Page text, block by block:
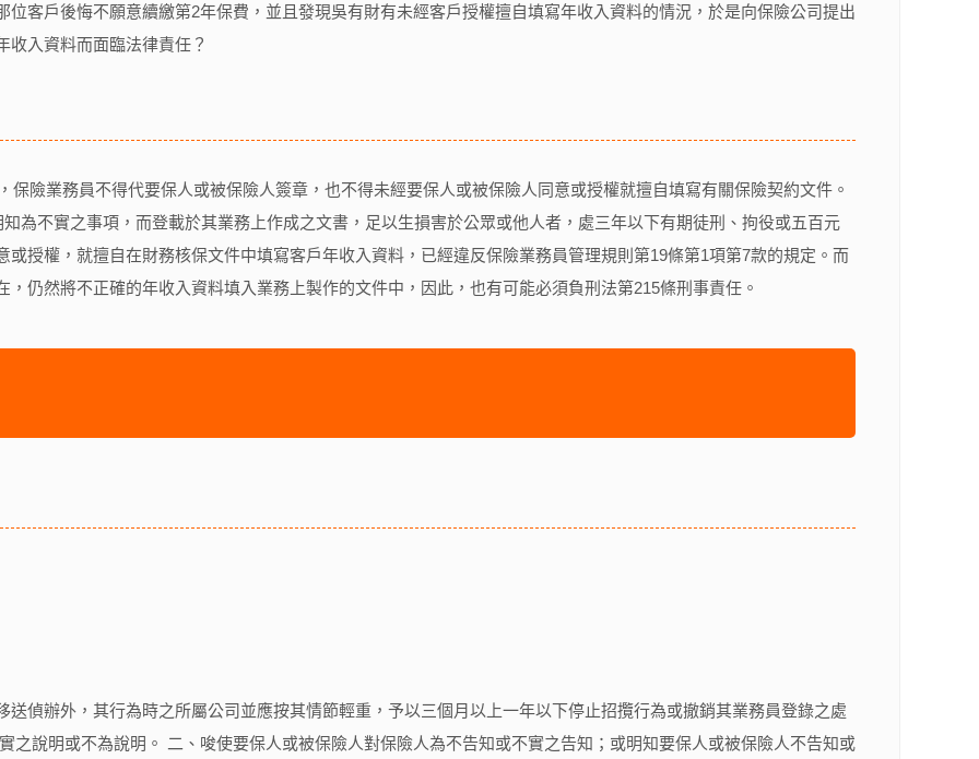
客戶後悔不願意續繳第2年保費，並且發現吳有財有未經客戶授權擅自填寫年收入資料的情況，於是向保險公司提出
收入資料而面臨法律責任？
保險業務員不得代要保人或被保險人簽章，也不得未經要保人或被保險人同意或授權就擅自填寫有關保險契約文件。
為不實之事項，而登載於其業務上作成之文書，足以生損害於公眾或他人者，處三年以下有期徒刑、拘役或五百元
授權，就擅自在財務核保文件中填寫客戶年收入資料，已經違反保險業務員管理規則第19條第1項第7款的規定。而
仍然將不正確的年收入資料填入業務上製作的文件中，因此，也有可能必須負刑法第215條刑事責任。
偵辦外，其行為時之所屬公司並應按其情節輕重，予以三個月以上一年以下停止招攬行為或撤銷其業務員登錄之處
之說明或不為說明。 二、唆使要保人或被保險人對保險人為不告知或不實之告知；或明知要保人或被保險人不告知或